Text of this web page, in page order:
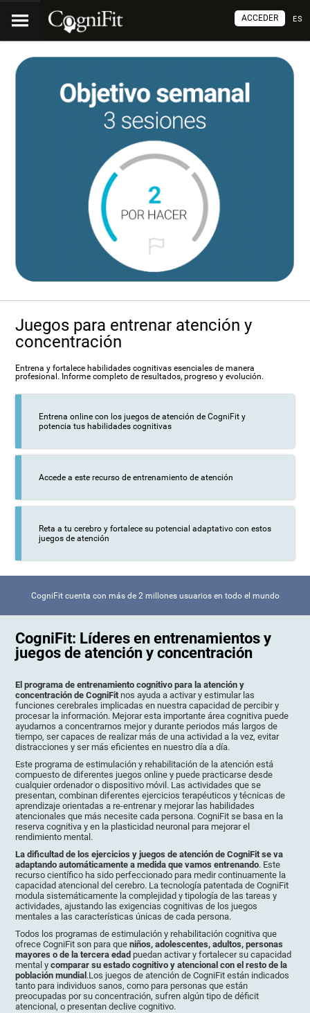
ES
ACCEDER
Juegos para entrenar atención y
concentración
Entrena y fortalece habilidades cognitivas esenciales de manera
profesional. Informe completo de resultados, progreso y evolución.
Entrena online con los juegos de atención de CogniFit y
potencia tus habilidades cognitivas
Accede a este recurso de entrenamiento de atención
Reta a tu cerebro y fortalece su potencial adaptativo con estos
juegos de atención
CogniFit cuenta con más de 2 millones usuarios en todo el mundo
CogniFit: Líderes en entrenamientos y
juegos de atención y concentración
El programa de entrenamiento cognitivo para la atención y
concentración de CogniFit nos ayuda a activar y estimular las
funciones cerebrales implicadas en nuestra capacidad de percibir y
procesar la información. Mejorar esta importante área cognitiva puede
ayudarnos a concentrarnos mejor y durante periodos más largos de
tiempo, ser capaces de realizar más de una actividad a la vez, evitar
distracciones y ser más eficientes en nuestro día a día.
Este programa de estimulación y rehabilitación de la atención está
compuesto de diferentes juegos online y puede practicarse desde
cualquier ordenador o dispositivo móvil. Las actividades que se
presentan, combinan diferentes ejercicios terapéuticos y técnicas de
aprendizaje orientadas a re-entrenar y mejorar las habilidades
atencionales que más necesite cada persona. CogniFit se basa en la
reserva cognitiva y en la plasticidad neuronal para mejorar el
rendimiento mental.
La dificultad de los ejercicios y juegos de atención de CogniFit se va
adaptando automáticamente a medida que vamos entrenando. Este
recurso científico ha sido perfeccionado para medir continuamente la
capacidad atencional del cerebro. La tecnología patentada de CogniFit
modula sistemáticamente la complejidad y tipología de las tareas y
actividades, ajustando las exigencias cognitivas de los juegos
mentales a las características únicas de cada persona.
Todos los programas de estimulación y rehabilitación cognitiva que
ofrece CogniFit son para queniños, adolescentes, adultos, personas
mayores o de la tercera edad puedan activar y fortalecer su capacidad
mental ycomparar su estado cognitivo y atencional con el resto de la
población mundial .Los juegos de atención de CogniFit están indicados
tanto para individuos sanos, como para personas que están
preocupadas por su concentración, sufren algún tipo de déficit
atencional, o presentan declive cognitivo.